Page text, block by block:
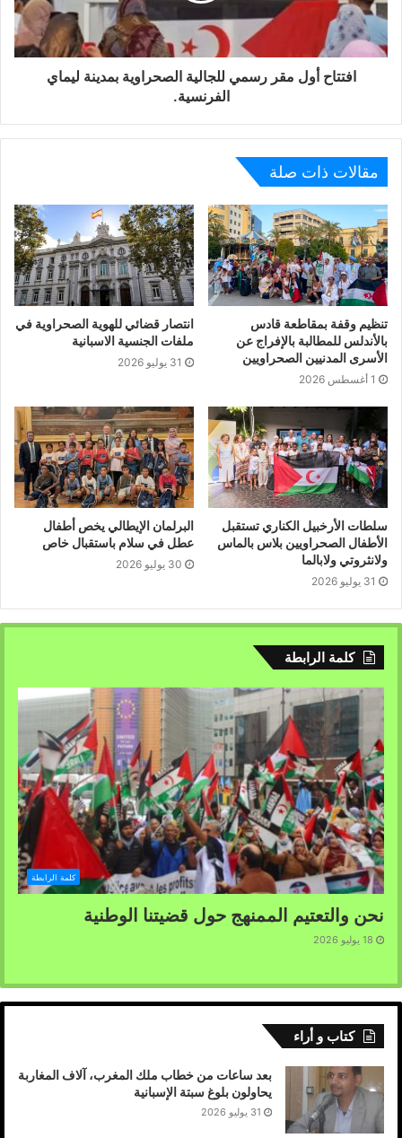
افتتاح أول مقر رسمي للجالية الصحراوية بمدينة ليماي
الفرنسية.
مقالات ذات صلة
تنظيم وقفة بمقاطعة قادس
بالأندلس للمطالبة بالإفراج عن
الأسرى المدنيين الصحراويين
1 أغسطس 2026
انتصار قضائي للهوية الصحراوية في
ملفات الجنسية الاسبانية
31 يوليو 2026
سلطات الأرخبيل الكناري تستقبل
الأطفال الصحراويين بلاس بالماس
ولانثروتي ولابالما
31 يوليو 2026
البرلمان الإيطالي يخص أطفال
عطل في سلام باستقبال خاص
30 يوليو 2026
كلمة الرابطة
كلمة الرابطة
نحن والتعتيم الممنهج حول قضيتنا الوطنية
18 يوليو 2026
كتاب و أراء
بعد ساعات من خطاب ملك المغرب، آلاف المغاربة
يحاولون بلوغ سبتة الإسبانية
31 يوليو 2026